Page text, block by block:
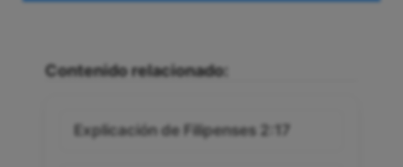
Contenido relacionado:
Explicación de Filipenses 2:17